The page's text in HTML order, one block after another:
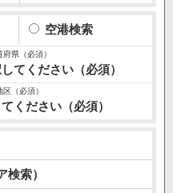
空港検索
てください（必須）
ください（必須）
検索）